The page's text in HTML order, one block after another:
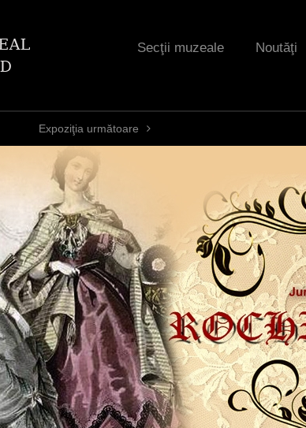
Secţii muzeale Noutăţi
Expoziţia următoare